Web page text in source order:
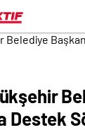
Destek